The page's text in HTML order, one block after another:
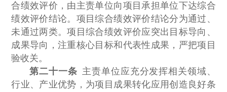
合绩效评价，由主责单位向项目承担单位下达综合
绩效评价结论。项目综合绩效评价结论分为通过、
未通过两类。项目综合绩效评价应突出目标导向、
成果导向，注重核心目标和代表性成果，严把项目
验收关。
第二十一条 主责单位应充分发挥相关领域、
行业、产业优势，为项目成果转化应用创造良好条